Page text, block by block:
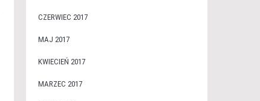
CZERWIEC 2017
MAJ 2017
KWIECIEŃ 2017
MARZEC 2017